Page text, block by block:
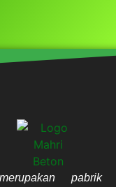
pabrik